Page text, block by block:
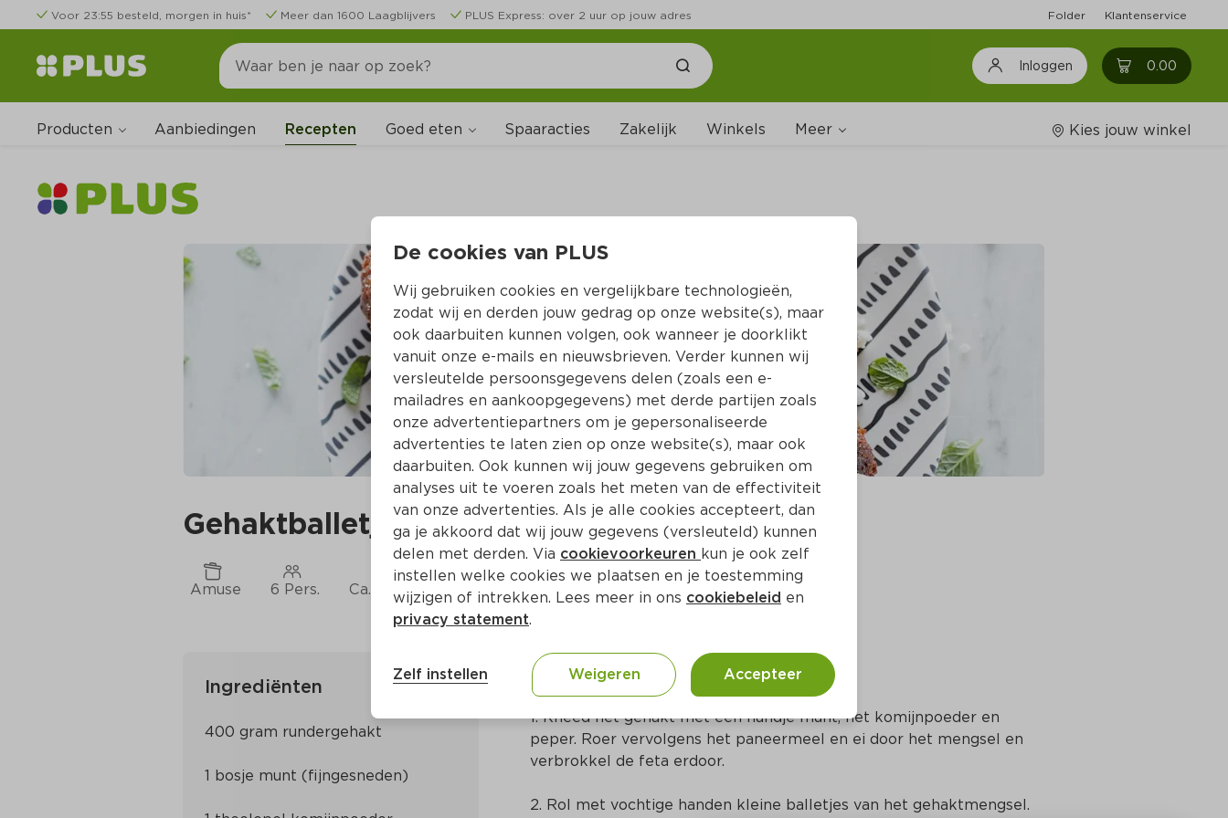
Voor 23:55 besteld, morgen in huis* Meer dan 1600 Laagblijvers PLUS Express: over 2 uur op jouw adres Folder Klantenservice
Inloggen 0.00 0
Producten Aanbiedingen Recepten Goed eten Spaaracties Zakelijk Winkels Meer
Wijnshop
Boodschappenlijstjes
Kies jouw winkel
Gehaktballetjes met feta en munt
Amuse 6 Pers. Ca. 25 Min Grieks
Ingrediënten
Bereidingswijze
1. Kneed het gehakt met een handje munt, het komijnpoeder en
peper. Roer vervolgens het paneermeel en ei door het mengsel en
verbrokkel de feta erdoor.
2. Rol met vochtige handen kleine balletjes van het gehaktmengsel.
De cookies van PLUS
Wij gebruiken cookies en vergelijkbare technologieën,
zodat wij en derden jouw gedrag op onze website(s), maar
ook daarbuiten kunnen volgen, ook wanneer je doorklikt
vanuit onze e-mails en nieuwsbrieven. Verder kunnen wij
versleutelde persoonsgegevens delen (zoals een e-
mailadres en aankoopgegevens) met derde partijen zoals
onze advertentiepartners om je gepersonaliseerde
advertenties te laten zien op onze website(s), maar ook
daarbuiten. Ook kunnen wij jouw gegevens gebruiken om
analyses uit te voeren zoals het meten van de effectiviteit
van onze advertenties. Als je alle cookies accepteert, dan
ga je akkoord dat wij jouw gegevens (versleuteld) kunnen
delen met derden. Via cookievoorkeuren kun je ook zelf
instellen welke cookies we plaatsen en je toestemming
wijzigen of intrekken. Lees meer in ons cookiebeleid en
privacy statement.
Zelf instellen Weigeren Accepteer